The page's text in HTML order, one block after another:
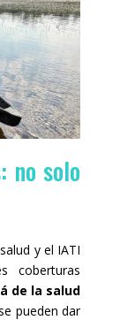
no solo
y el IATI
coberturas
de la salud
pueden dar